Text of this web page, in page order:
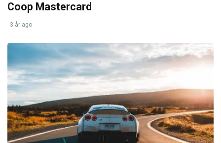
Coop Mastercard
3 år ago